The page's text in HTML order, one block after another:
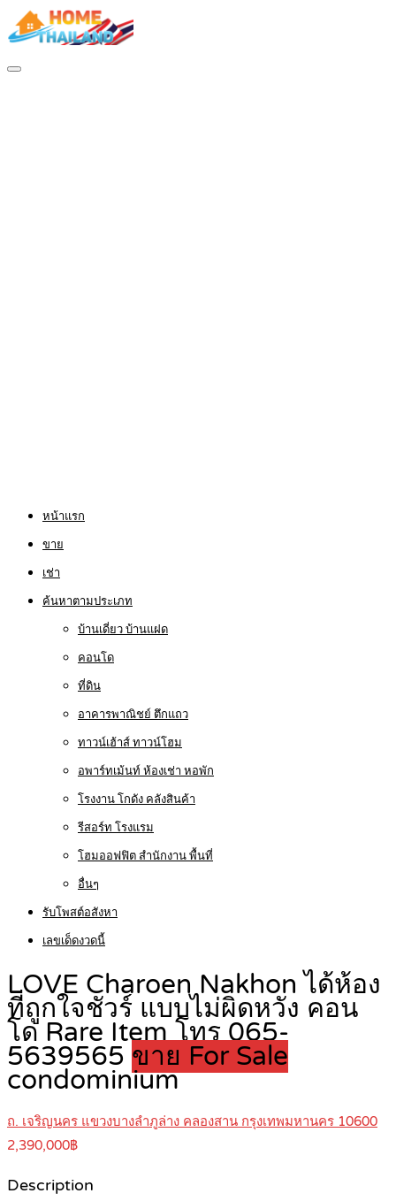
หน้าแรก
ขาย
เช่า
ค้นหาตามประเภท
บ้านเดี่ยว บ้านแฝด
คอนโด
ที่ดิน
อาคารพาณิชย์ ตึกแถว
ทาวน์เฮ้าส์ ทาวน์โฮม
อพาร์ทเม้นท์ ห้องเช่า หอพัก
โรงงาน โกดัง คลังสินค้า
รีสอร์ท โรงแรม
โฮมออฟฟิต สำนักงาน พื้นที่
อื่นๆ
รับโพสต์อสังหา
เลขเด็ดงวดนี้
LOVE Charoen Nakhon ได้ห้อง
ที่ถูกใจชัวร์ แบบไม่ผิดหวัง คอน
โด Rare Item โทร 065-
5639565 ขาย For Sale
condominium
ถ. เจริญนคร แขวงบางลำภูล่าง คลองสาน กรุงเทพมหานคร 10600
2,390,000฿
Description